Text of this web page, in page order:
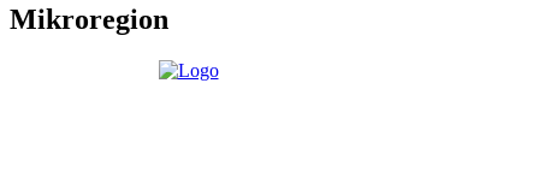
Mikroregion